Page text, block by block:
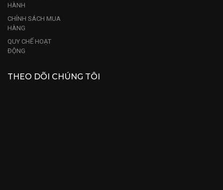
HÀNH
CHÍNH SÁCH MUA
HÀNG
QUY CHẾ HOẠT
ĐỘNG
THEO DÕI CHÚNG TÔI